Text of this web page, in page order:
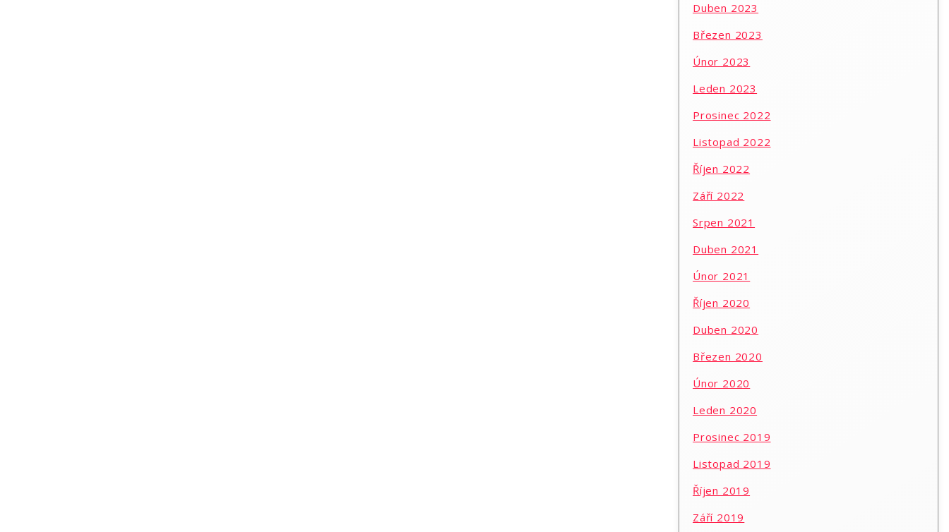
Duben 2023
Březen 2023
Únor 2023
Leden 2023
Prosinec 2022
Listopad 2022
Říjen 2022
Září 2022
Srpen 2021
Duben 2021
Únor 2021
Říjen 2020
Duben 2020
Březen 2020
Únor 2020
Leden 2020
Prosinec 2019
Listopad 2019
Říjen 2019
Září 2019